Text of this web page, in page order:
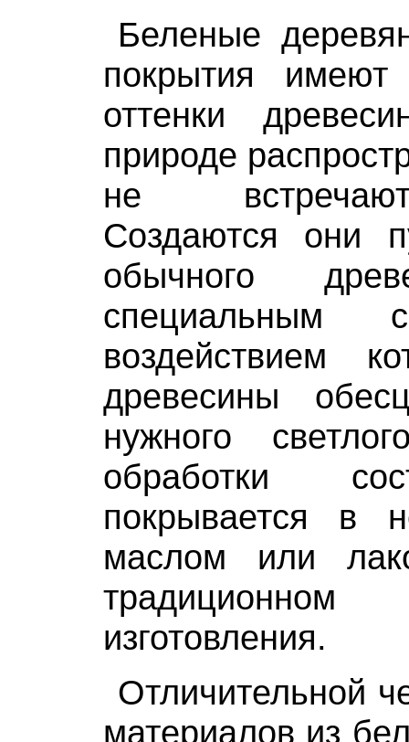
Беленые
покрытия
оттенки
природе
не
Создаются они
обычного
специальным
воздействием
древесины
нужного
обработки
покрывается в
маслом или
изготовления.
Отличительной
материалов из